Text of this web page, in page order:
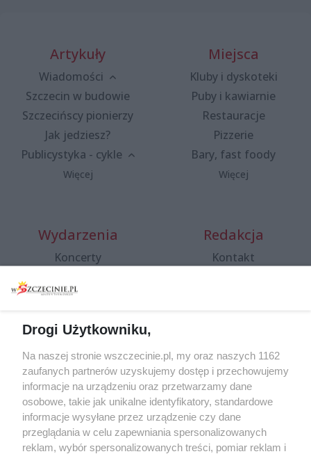
Artykuły
Wiadomości
Szczecin w budowie
Szczecińscy pionierzy
Jak jedziesz?
Publicystyka - cykle
Więcej
Miejsca
Kluby i dyskoteki
Puby i kawiarnie
Restauracje
Pizzerie
Bary, fast foody
Więcej
Wydarzenia
Koncerty
Spacery i oprowadzania
targi
Wernisaże
Więcej
Redakcja
Kontakt
Specjalny koncert z okazji
20. urodzin portalu
wSzczecinie.pl
Regulamin konkursów
śniadaniówka "Hej
Szczecin! Jest piątek!"
Drogi Użytkowniku,
Na naszej stronie wszczecinie.pl, my oraz naszych 1162
zaufanych partnerów uzyskujemy dostęp i przechowujemy
informacje na urządzeniu oraz przetwarzamy dane
osobowe, takie jak unikalne identyfikatory, standardowe
informacje wysyłane przez urządzenie czy dane
przeglądania w celu zapewniania spersonalizowanych
reklam, wybór spersonalizowanych treści, pomiar reklam i